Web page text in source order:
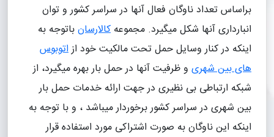
براساس تعداد ناوگان فعال آنها در سراسر کشور و توان
انبارداری آنها شکل میگیرد. مجموعه کالارسانباتوجه به
اینکه در کنار وسایل حمل تحت مالکیت خود ازاتوبوس
های بین شهری و ظرفیت آنها در حمل بار بهره میگیرد، از
شبکه ارتباطی بی نظیری در جهت ارائه خدمات حمل بار
بین شهری در سراسر کشور برخوردار میباشد ، و با توجه به
اینکه این ناوگان به صورت اشتراکی مورد استفاده قرار